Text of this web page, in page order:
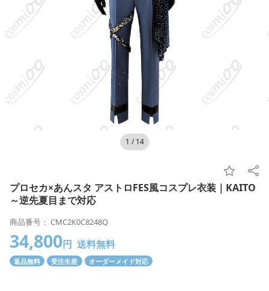
1 /14
プロセカ×あんスタ アストロFES風コスプレ衣装｜KAITO
～逆先夏目まで対応
商品番号： CMC2K0C8248Q
34,800円 送料無料
返品無料 受注生産 オーダーメイド対応